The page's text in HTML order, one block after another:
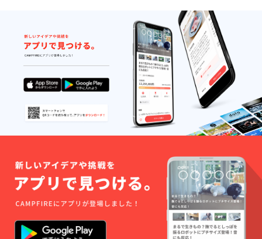
参くだ
さい。
平日の
午前10
時半く
らいか
らの予
定（場
所は宿
の3階又
は屋上
から海
を眺め
ながら
なりま
す）
・1レッ
スン：
50分×1
回 何
回か
レッス
ンを受
7月12日
～9月1
日）、
年末年
始
(2024/1
2/26～
2025/1/
5)、除
いた平
日に宿
泊可 ・
1泊朝食
付プラ
回の利
用で大
人2名
様、1室
までご
利用可
キャン
セル料
につい
年6月か
ら2025
年5月ま
での1年
間で平
日のみ1
回のご
利用と
なりま
す。 ■
宿泊券
につい
て ・
GW(202
～5/6)、
夏季
（2024/
7月12日
～9月1
日）、
年末年
始
(2024/1
ご連絡
くださ
い。 わ
んちゃ
んが同
伴の場
合は1頭
に付き
別途宿
泊料金
がかか
す。1室
に対し
ちゃん
は2頭ま
でとな
ります
詳しい
ことは
メール
または
お電話
るお名
前をご
記入下
さい。
◎＜
プレミ
アム・
スポン
サー欄
への掲
出＞
・
ホーム
ページ
サー欄
への掲
載 海辺
の宿が
別荘気
分であ
なたの
もの
に！
【お名
前・会
社名掲
出】
◎玄関
入り口
ネーミ
ングラ
イツ
※文
字の
み。10
㎝～20
㎝角ほ
製版を
予定。
※ご
支援
時、必
ず備考
欄に掲
載を希
望され